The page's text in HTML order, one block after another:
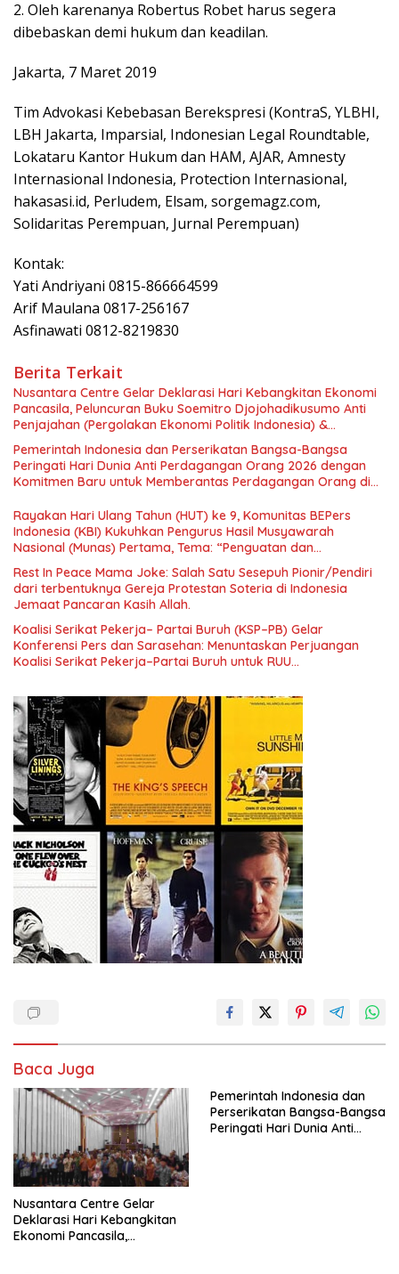
2. Oleh karenanya Robertus Robet harus segera
dibebaskan demi hukum dan keadilan.
Jakarta, 7 Maret 2019
Tim Advokasi Kebebasan Berekspresi (KontraS, YLBHI,
LBH Jakarta, Imparsial, Indonesian Legal Roundtable,
Lokataru Kantor Hukum dan HAM, AJAR, Amnesty
Internasional Indonesia, Protection Internasional,
hakasasi.id, Perludem, Elsam, sorgemagz.com,
Solidaritas Perempuan, Jurnal Perempuan)
Kontak:
Yati Andriyani 0815-866664599
Arif Maulana 0817-256167
Asfinawati 0812-8219830
Berita Terkait
Nusantara Centre Gelar Deklarasi Hari Kebangkitan Ekonomi
Pancasila, Peluncuran Buku Soemitro Djojohadikusumo Anti
Penjajahan (Pergolakan Ekonomi Politik Indonesia) &
Simposium Nasional “Urgensi Undang-Undang Perekonomian
Nasional dan Kesejahteraan Sosial dalam Menata Bangsa
Menuju Indonesia Emas 2045”,
Pemerintah Indonesia dan Perserikatan Bangsa-Bangsa
Peringati Hari Dunia Anti Perdagangan Orang 2026 dengan
Komitmen Baru untuk Memberantas Perdagangan Orang di
Rayakan Hari Ulang Tahun (HUT) ke 9, Komunitas BEPers
Indonesia (KBI) Kukuhkan Pengurus Hasil Musyawarah
Nasional (Munas) Pertama, Tema: “Penguatan dan
Pengembangan Organisasi KBI yang Berbasis Riset di seluruh
Indonesia dan Mancanegara”.
Rest In Peace Mama Joke: Salah Satu Sesepuh Pionir/Pendiri
dari terbentuknya Gereja Protestan Soteria di Indonesia
Jemaat Pancaran Kasih Allah.
Koalisi Serikat Pekerja– Partai Buruh (KSP–PB) Gelar
Konferensi Pers dan Sarasehan: Menuntaskan Perjuangan
Koalisi Serikat Pekerja–Partai Buruh untuk RUU
Baca Juga
Nusantara Centre Gelar
Deklarasi Hari Kebangkitan
Ekonomi Pancasila,
Pemerintah Indonesia dan
Perserikatan Bangsa-Bangsa
Peringati Hari Dunia Anti